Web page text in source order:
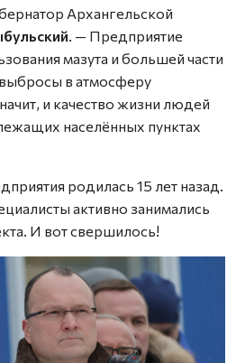
Архангельской
. — Предприятие
мазута и большей части
в атмосферу
и качество жизни людей
населённых пунктах
родилась 15 лет назад.
активно занимались
И вот свершилось!